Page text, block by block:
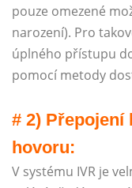
pouze omezené
narození). Pro
úplného přístupu
pomocí metody
# 2) Přepojení
hovoru:
V systému IVR je